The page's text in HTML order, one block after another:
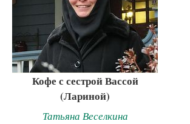
Кофе с сестрой Вассой
(Лариной)
Татьяна Веселкина